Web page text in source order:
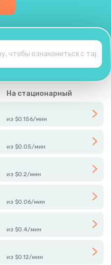
На стационарный
из $0.156/мин
из $0.05/мин
из $0.2/мин
из $0.06/мин
из $0.4/мин
из $0.12/мин